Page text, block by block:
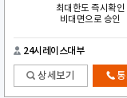
최대한도 즉시확인
비대면으로 승인
24시레이스대부
상세보기 통